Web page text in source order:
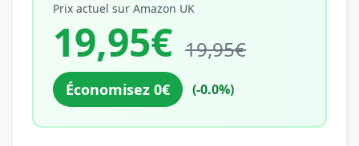
Prix actuel sur Amazon UK
19,95€ 19,95€
Économisez 0€ (-0.0%)